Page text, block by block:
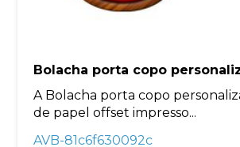
Bolacha porta copo
A Bolacha porta copo
de papel offset impresso...
AVB-81c6f630092c